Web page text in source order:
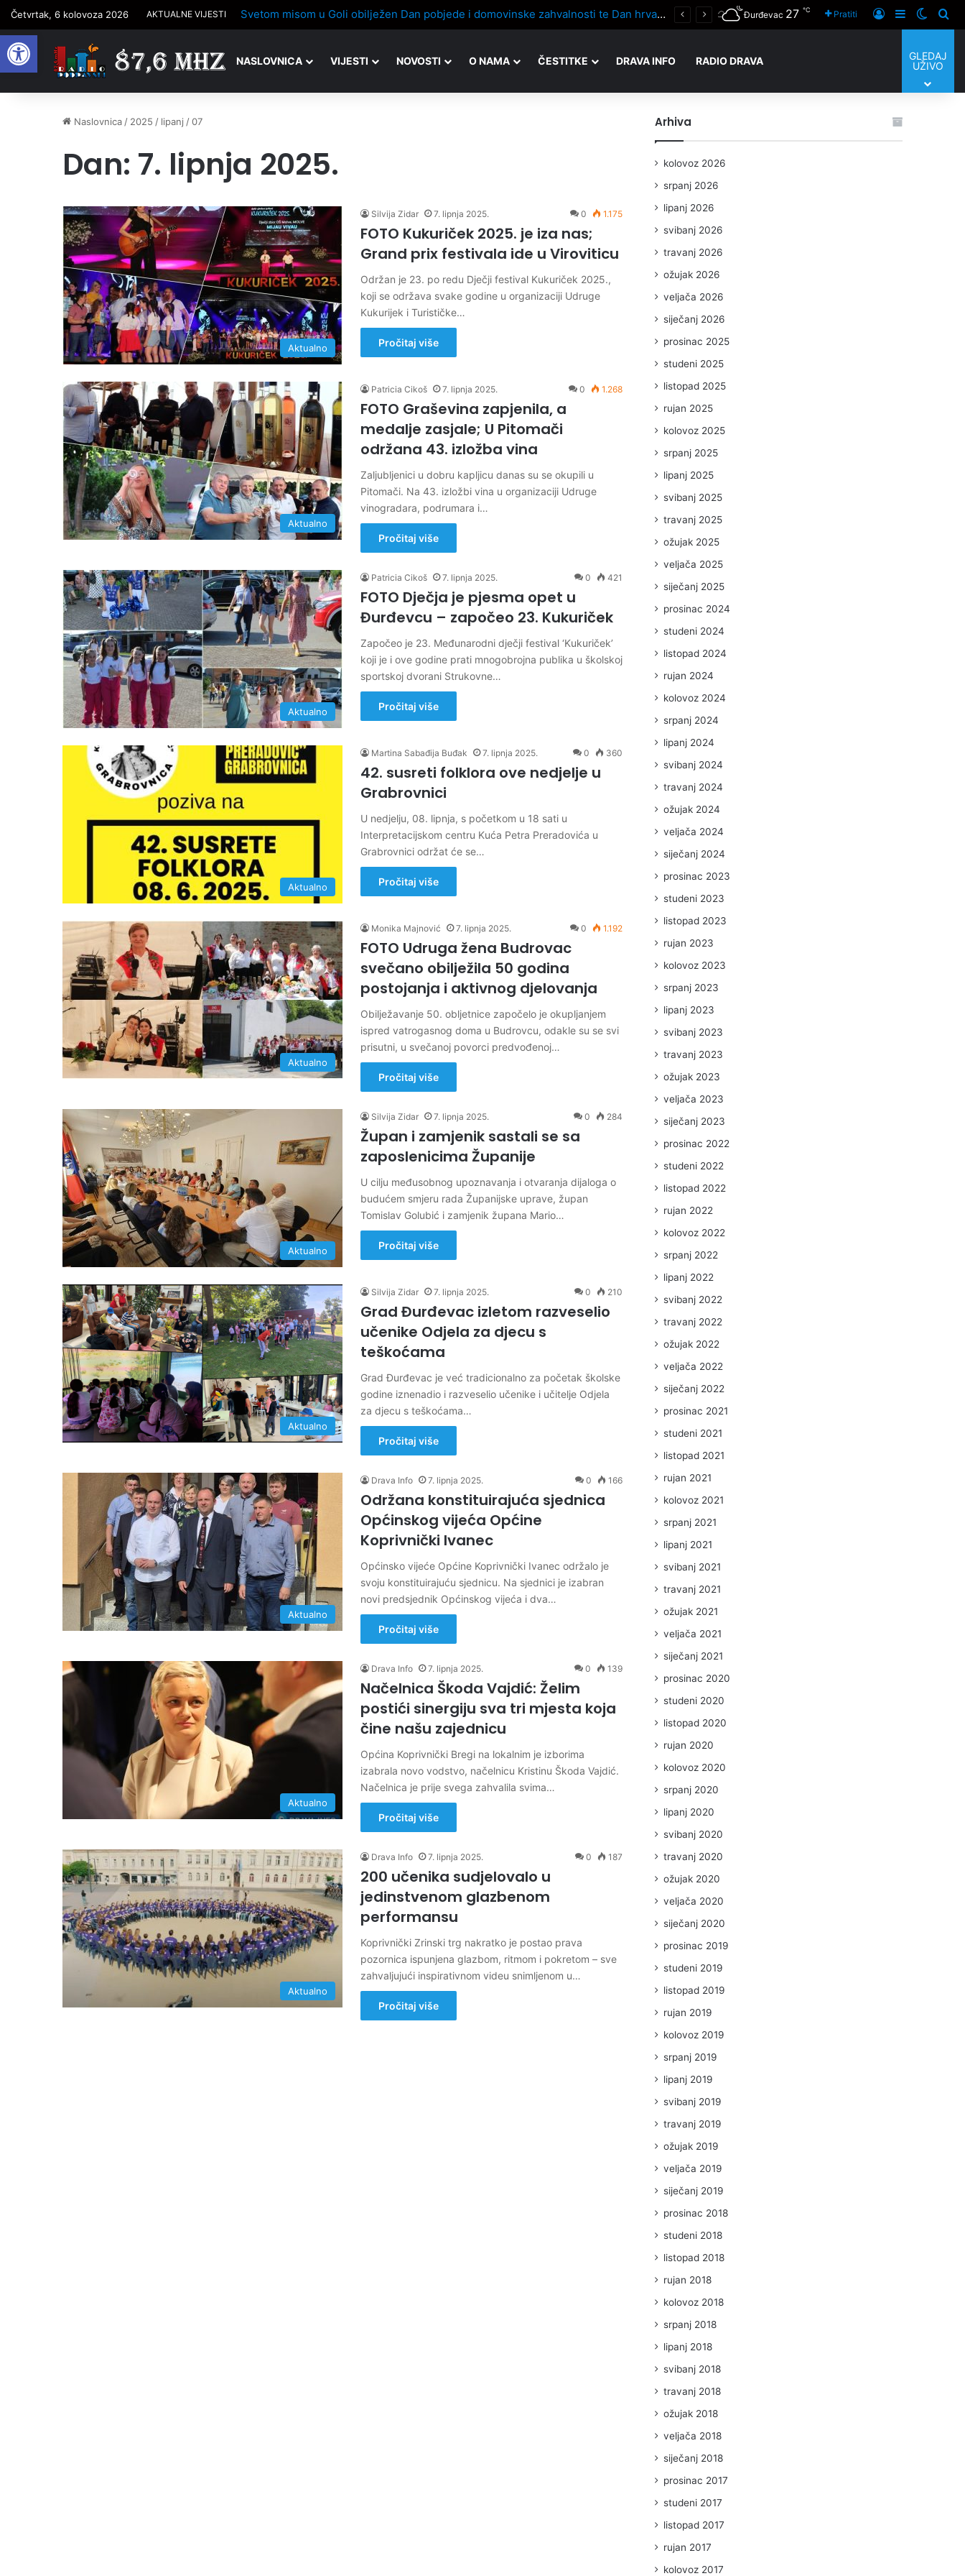
Open toolbar
Četvrtak, 6 kolovoza 2026 AKTUALNE VIJESTI Budi FIT na travnjaku ispred Cerina Đurđevac 27 ℃ Pratiti Prijaviti se
Sidebar
NASLOVNICA VIJESTI NOVOSTI O NAMA ČESTITKE DRAVA INFO RADIO DRAVA
GLEDAJ
UŽIVO
Naslovnica / 2025 / lipanj /07
Dan: 7. lipnja 2025.
Aktualno
Silvija Zidar 7. lipnja 2025. 0 1.175
FOTO Kukuriček 2025. je iza nas;
Grand prix festivala ide u Viroviticu
Održan je 23. po redu Dječji festival Kukuriček 2025.,
koji se održava svake godine u organizaciji Udruge
Kukurijek i Turističke…
Pročitaj više
Aktualno
Patricia Cikoš 7. lipnja 2025. 0 1.268
FOTO Graševina zapjenila, a
medalje zasjale; U Pitomači
održana 43. izložba vina
Zaljubljenici u dobru kapljicu danas su se okupili u
Pitomači. Na 43. izložbi vina u organizaciji Udruge
vinogradara, podrumara i…
Pročitaj više
Aktualno
Patricia Cikoš 7. lipnja 2025. 0 421
FOTO Dječja je pjesma opet u
Đurđevcu – započeo 23. Kukuriček
Započeo je 23. Međunarodni dječji festival ‘Kukuriček’
koji je i ove godine prati mnogobrojna publika u školskoj
sportskoj dvorani Strukovne…
Pročitaj više
Aktualno
Martina Sabađija Buđak 7. lipnja 2025. 0 360
42. susreti folklora ove nedjelje u
Grabrovnici
U nedjelju, 08. lipnja, s početkom u 18 sati u
Interpretacijskom centru Kuća Petra Preradovića u
Grabrovnici održat će se…
Pročitaj više
Aktualno
Monika Majnović 7. lipnja 2025. 0 1.192
FOTO Udruga žena Budrovac
svečano obilježila 50 godina
postojanja i aktivnog djelovanja
Obilježavanje 50. obljetnice započelo je okupljanjem
ispred vatrogasnog doma u Budrovcu, odakle su se svi
prisutni, u svečanoj povorci predvođenoj…
Pročitaj više
Aktualno
Silvija Zidar 7. lipnja 2025. 0 284
Župan i zamjenik sastali se sa
zaposlenicima Županije
U cilju međusobnog upoznavanja i otvaranja dijaloga o
budućem smjeru rada Županijske uprave, župan
Tomislav Golubić i zamjenik župana Mario…
Pročitaj više
Aktualno
Silvija Zidar 7. lipnja 2025. 0 210
Grad Đurđevac izletom razveselio
učenike Odjela za djecu s
teškoćama
Grad Đurđevac je već tradicionalno za početak školske
godine iznenadio i razveselio učenike i učitelje Odjela
za djecu s teškoćama…
Pročitaj više
Aktualno
Drava Info 7. lipnja 2025. 0 166
Održana konstituirajuća sjednica
Općinskog vijeća Općine
Koprivnički Ivanec
Općinsko vijeće Općine Koprivnički Ivanec održalo je
svoju konstituirajuću sjednicu. Na sjednici je izabran
novi predsjednik Općinskog vijeća i dva…
Pročitaj više
Aktualno
Drava Info 7. lipnja 2025. 0 139
Načelnica Škoda Vajdić: Želim
postići sinergiju sva tri mjesta koja
čine našu zajednicu
Općina Koprivnički Bregi na lokalnim je izborima
izabrala novo vodstvo, načelnicu Kristinu Škoda Vajdić.
Načelnica je prije svega zahvalila svima…
Pročitaj više
Aktualno
Drava Info 7. lipnja 2025. 0 187
200 učenika sudjelovalo u
jedinstvenom glazbenom
performansu
Koprivnički Zrinski trg nakratko je postao prava
pozornica ispunjena glazbom, ritmom i pokretom – sve
zahvaljujući inspirativnom videu snimljenom u…
Pročitaj više
Arhiva
kolovoz 2026
srpanj 2026
lipanj 2026
svibanj 2026
travanj 2026
ožujak 2026
veljača 2026
siječanj 2026
prosinac 2025
studeni 2025
listopad 2025
rujan 2025
kolovoz 2025
srpanj 2025
lipanj 2025
svibanj 2025
travanj 2025
ožujak 2025
veljača 2025
siječanj 2025
prosinac 2024
studeni 2024
listopad 2024
rujan 2024
kolovoz 2024
srpanj 2024
lipanj 2024
svibanj 2024
travanj 2024
ožujak 2024
veljača 2024
siječanj 2024
prosinac 2023
studeni 2023
listopad 2023
rujan 2023
kolovoz 2023
srpanj 2023
lipanj 2023
svibanj 2023
travanj 2023
ožujak 2023
veljača 2023
siječanj 2023
prosinac 2022
studeni 2022
listopad 2022
rujan 2022
kolovoz 2022
srpanj 2022
lipanj 2022
svibanj 2022
travanj 2022
ožujak 2022
veljača 2022
siječanj 2022
prosinac 2021
studeni 2021
listopad 2021
rujan 2021
kolovoz 2021
srpanj 2021
lipanj 2021
svibanj 2021
travanj 2021
ožujak 2021
veljača 2021
siječanj 2021
prosinac 2020
studeni 2020
listopad 2020
rujan 2020
kolovoz 2020
srpanj 2020
lipanj 2020
svibanj 2020
travanj 2020
ožujak 2020
veljača 2020
siječanj 2020
prosinac 2019
studeni 2019
listopad 2019
rujan 2019
kolovoz 2019
srpanj 2019
lipanj 2019
svibanj 2019
travanj 2019
ožujak 2019
veljača 2019
siječanj 2019
prosinac 2018
studeni 2018
listopad 2018
rujan 2018
kolovoz 2018
srpanj 2018
lipanj 2018
svibanj 2018
travanj 2018
ožujak 2018
veljača 2018
siječanj 2018
prosinac 2017
studeni 2017
listopad 2017
rujan 2017
kolovoz 2017